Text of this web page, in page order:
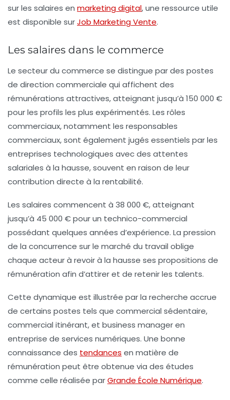
sur les salaires en marketing digital, une ressource utile
est disponible surJob Marketing Vente.
Les salaires dans le commerce
Le secteur du commerce se distingue par des postes
de direction commerciale qui affichent des
rémunérations attractives, atteignant jusqu’à 150 000 €
pour les profils les plus expérimentés. Les rôles
commerciaux, notamment les responsables
commerciaux, sont également jugés essentiels par les
entreprises technologiques avec des attentes
salariales à la hausse, souvent en raison de leur
contribution directe à la rentabilité.
Les salaires commencent à 38 000 €, atteignant
jusqu’à 45 000 € pour un technico-commercial
possédant quelques années d’expérience. La pression
de la concurrence sur le marché du travail oblige
chaque acteur à revoir à la hausse ses propositions de
rémunération afin d’attirer et de retenir les talents.
Cette dynamique est illustrée par la recherche accrue
de certains postes tels que commercial sédentaire,
commercial itinérant, et business manager en
entreprise de services numériques. Une bonne
connaissance des tendances en matière de
rémunération peut être obtenue via des études
comme celle réalisée parGrande École Numérique.